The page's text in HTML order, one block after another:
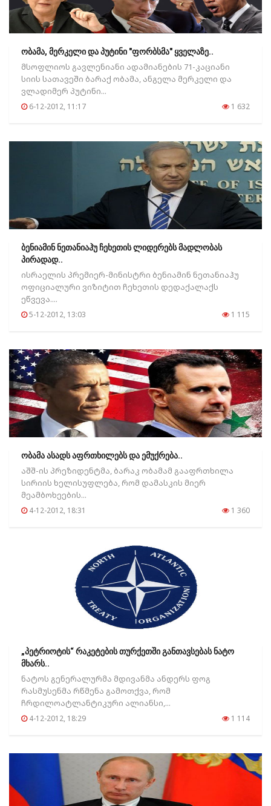
ობამა, მერკელი და პუტინი "ფორბსმა" ყველაზე..
მსოფლიოს გავლენიანი ადამიანების 71-კაციანი
სიის სათავეში ბარაქ ობამა, ანგელა მერკელი და
ვლადიმერ პუტინი...
6-12-2012, 11:17 1 632
ბენიამინ ნეთანიაჰუ ჩეხეთის ლიდერებს მადლობას
პირადად..
ისრაელის პრემიერ-მინისტრი ბენიამინ ნეთანიაჰუ
ოფიციალური ვიზიტით ჩეხეთის დედაქალაქს
ეწვევა....
5-12-2012, 13:03 1 115
ობამა ასადს აფრთხილებს და ემუქრება..
აშშ-ის პრეზიდენტმა, ბარაკ ობამამ გააფრთხილა
სირიის ხელისუფლება, რომ დამასკის მიერ
მეამბოხეების...
4-12-2012, 18:31 1 360
„პეტრიოტის“ რაკეტების თურქეთში განთავსებას ნატო
მხარს..
ნატოს გენერალურმა მდივანმა ანდერს ფოგ
რასმუსენმა რწმენა გამოთქვა, რომ
ჩრდილოატლანტიკური ალიანსი,...
4-12-2012, 18:29 1 114